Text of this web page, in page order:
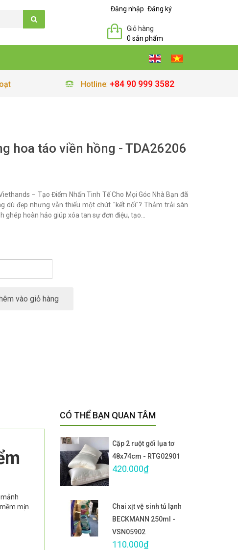
Đăng nhập Đăng ký
Giỏ hàng
0 sản phẩm
Hotline: +84 90 999 3582
hoa táo viền hồng - TDA26206
– Tạo Điểm Nhấn Tinh Tế Cho Mọi Góc Nhà Bạn đã
dù đẹp nhưng vẫn thiếu một chút "kết nối"? Thảm trải sàn
ghép hoàn hảo giúp xóa tan sự đơn điệu, tạo...
vào giỏ hàng
mịn
CÓ THỂ BẠN QUAN TÂM
Cặp 2 ruột gối lụa tơ
48x74cm - RTG02901
420.000₫
Chai xịt vệ sinh tủ lạnh
BECKMANN 250ml -
VSN05902
110.000₫